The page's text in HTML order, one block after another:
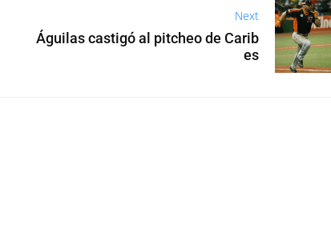
Next
Águilas castigó al pitcheo de Carib
es